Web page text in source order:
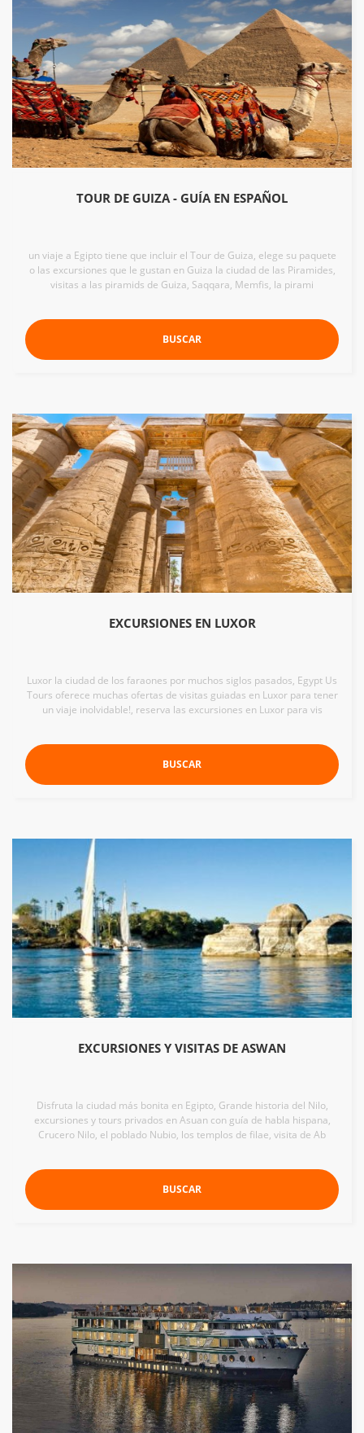
TOUR DE GUIZA - GUÍA EN ESPAÑOL
un viaje a Egipto tiene que incluir el Tour de Guiza, elege su paquete
o las excursiones que le gustan en Guiza la ciudad de las Piramides,
visitas a las piramids de Guiza, Saqqara, Memfis, la pirami
BUSCAR
EXCURSIONES EN LUXOR
Luxor la ciudad de los faraones por muchos siglos pasados, Egypt Us
Tours oferece muchas ofertas de visitas guiadas en Luxor para tener
un viaje inolvidable!, reserva las excursiones en Luxor para vis
BUSCAR
EXCURSIONES Y VISITAS DE ASWAN
Disfruta la ciudad más bonita en Egipto, Grande historia del Nilo,
excursiones y tours privados en Asuan con guía de habla hispana,
Crucero Nilo, el poblado Nubio, los templos de filae, visita de Ab
BUSCAR